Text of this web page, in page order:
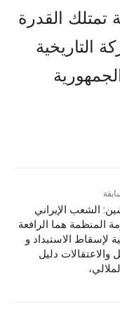
تمتلك القدرة
التاريخية
الشعب الإيراني
المنظمة هما الرافعة
لإسقاط الاستبداد و
والاعتقالات دلیل